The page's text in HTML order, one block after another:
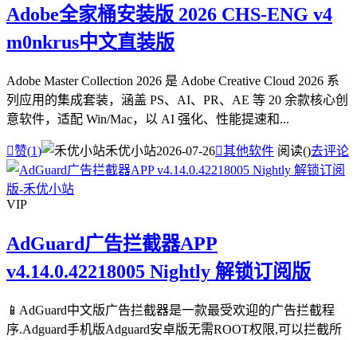
Adobe全家桶安装版 2026 CHS-ENG v4
m0nkrus中文直装版
Adobe Master Collection 2026 是 Adobe Creative Cloud 2026 系
列应用的集成套装，涵盖 PS、AI、PR、AE 等 20 余款核心创
意软件，适配 Win/Mac，以 AI 强化、性能提速和...
赞(1) 禾优小站2026-07-26其他软件 阅读()去评论
VIP
AdGuard广告拦截器APP
v4.14.0.42218005 Nightly 解锁订阅版
📱AdGuard中文版广告拦截器是一款最受欢迎的广告拦截程
序.Adguard手机版Adguard安卓版无需ROOT权限,可以拦截所